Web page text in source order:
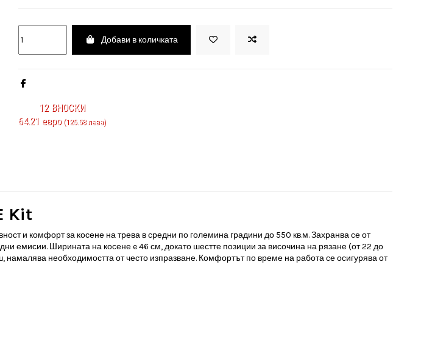
Добави в количката
12ВНОСКИ
64.21 евро(125.58 лева)
Kit
и комфорт за косене на трева в средни по големина градини до 550 кв.м. Захранва се от
емисии. Ширината на косене e 46 см, докато шестте позиции за височина на рязане (от 22 до
необходимостта от често изпразване. Комфортът по време на работа се осигурява от